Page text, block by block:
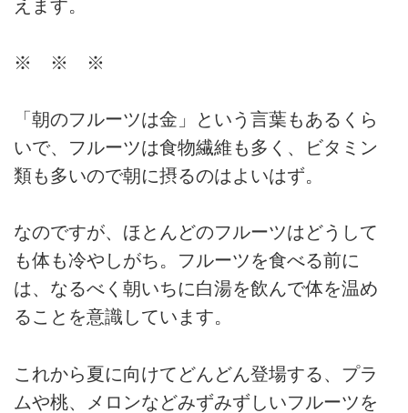
えます。
※ ※ ※
「朝のフルーツは金」という言葉もあるくら
いで、フルーツは食物繊維も多く、ビタミン
類も多いので朝に摂るのはよいはず。
なのですが、ほとんどのフルーツはどうして
も体も冷やしがち。フルーツを食べる前に
は、なるべく朝いちに白湯を飲んで体を温め
ることを意識しています。
これから夏に向けてどんどん登場する、プラ
ムや桃、メロンなどみずみずしいフルーツを